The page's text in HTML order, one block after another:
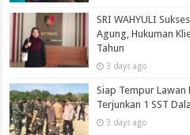
SRI WAHYULI
Agung, Hukuman
Tahun
3 days ago
Siap Tempur Lawan
Terjunkan 1 SST
3 days ago